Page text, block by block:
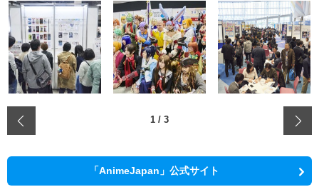
1 / 3
「AnimeJapan」公式サイト